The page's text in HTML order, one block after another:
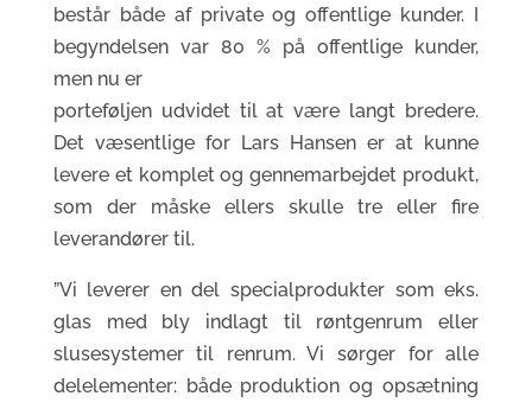
består både af private og offentlige kunder. I
begyndelsen var 80 % på offentlige kunder,
men nu er
porteføljen udvidet til at være langt bredere.
Det væsentlige for Lars Hansen er at kunne
levere et komplet og gennemarbejdet produkt,
som der måske ellers skulle tre eller fire
leverandører til.
”Vi leverer en del specialprodukter som eks.
glas med bly indlagt til røntgenrum eller
slusesystemer til renrum. Vi sørger for alle
delelementer: både produktion og opsætning